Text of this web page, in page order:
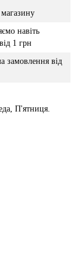
навіть
1 грн
замовлення від
П'ятниця.